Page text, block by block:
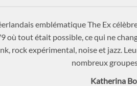
emblématique The Ex
où tout était possible, ce qui ne
rock expérimental, noise et jazz.
nombreux
Katherina